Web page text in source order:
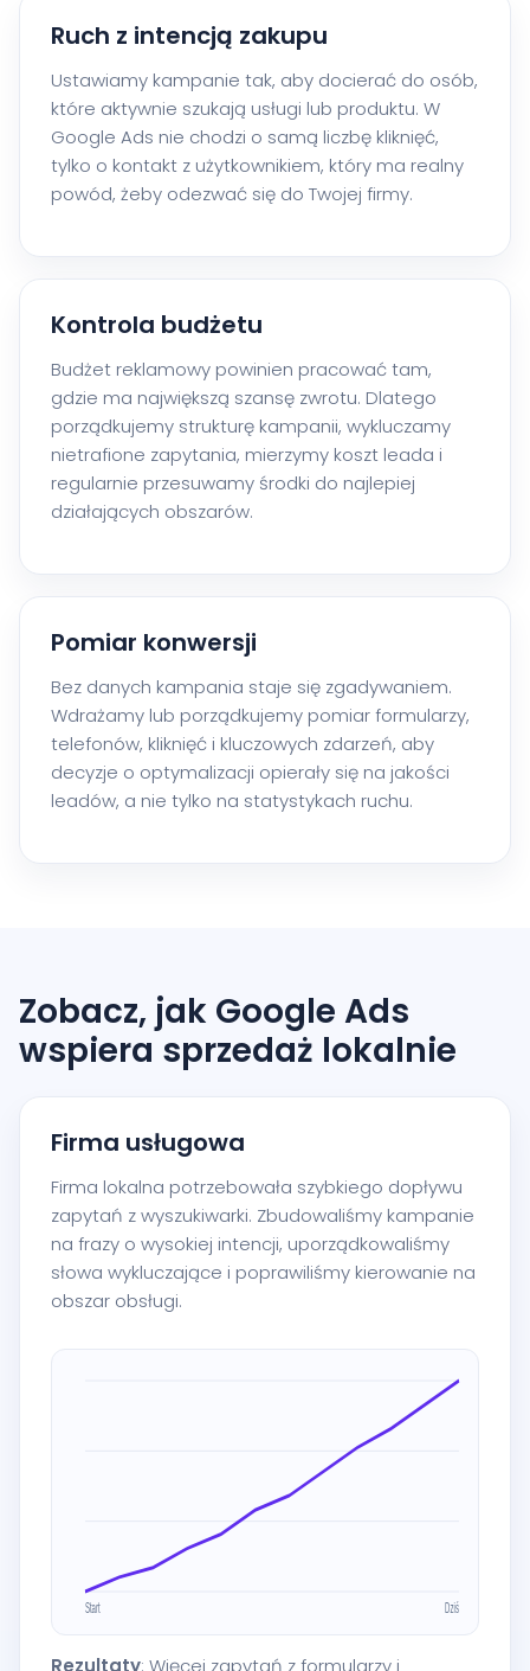
Ruch z intencją zakupu
Ustawiamy kampanie tak, aby docierać do osób,
które aktywnie szukają usługi lub produktu. W
Google Ads nie chodzi o samą liczbę kliknięć,
tylko o kontakt z użytkownikiem, który ma realny
powód, żeby odezwać się do Twojej firmy.
Kontrola budżetu
Budżet reklamowy powinien pracować tam,
gdzie ma największą szansę zwrotu. Dlatego
porządkujemy strukturę kampanii, wykluczamy
nietrafione zapytania, mierzymy koszt leada i
regularnie przesuwamy środki do najlepiej
działających obszarów.
Pomiar konwersji
Bez danych kampania staje się zgadywaniem.
Wdrażamy lub porządkujemy pomiar formularzy,
telefonów, kliknięć i kluczowych zdarzeń, aby
decyzje o optymalizacji opierały się na jakości
leadów, a nie tylko na statystykach ruchu.
Zobacz, jak Google Ads
wspiera sprzedaż lokalnie
Firma usługowa
Firma lokalna potrzebowała szybkiego dopływu
zapytań z wyszukiwarki. Zbudowaliśmy kampanie
na frazy o wysokiej intencji, uporządkowaliśmy
słowa wykluczające i poprawiliśmy kierowanie na
obszar obsługi.
Rezultaty: Więcej zapytań z formularzy i